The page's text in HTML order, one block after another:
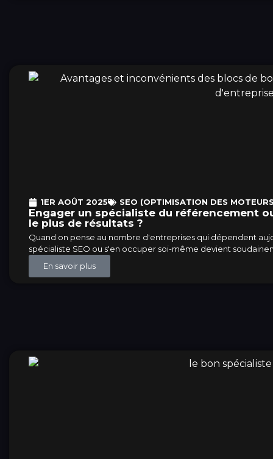
1ER AOÛT 2025 SEO (OPTIMISATION DES
Engager un spécialiste du référencement
le plus de résultats ?
Quand on pense au nombre d'entreprises qui dépendent
spécialiste SEO ou s'en occuper soi-même devient
En savoir plus